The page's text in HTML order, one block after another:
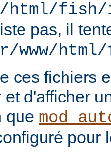
html/
pas, il
www/
ces fichiers
et d'afficher
que
pour